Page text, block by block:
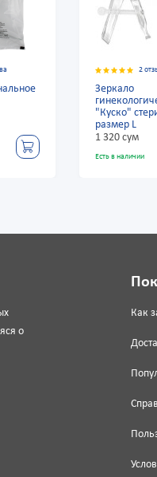
2 отзыва
Зеркало
гинекологическое
"Куско" стерильное
1 320 сум
Есть в наличии
о
Как